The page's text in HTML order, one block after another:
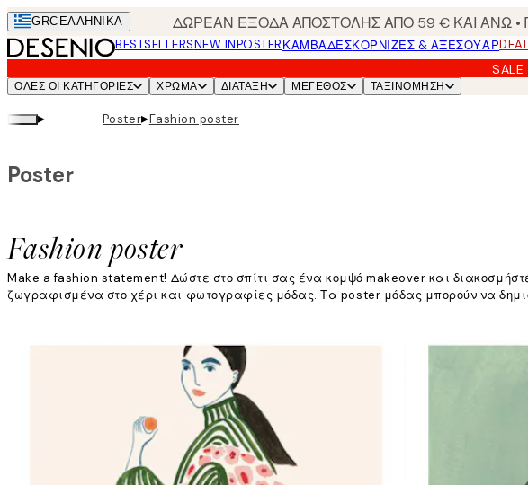
Skip
to
main
content.
GRC ΕΛΛΗΝΙΚΆ ΔΩΡΕΑΝ ΕΞΟΔΑ ΑΠΟΣΤΟΛΗΣ ΑΠΟ 59 € ΚΑΙ ΑΝΩ
BESTSELLERSNEW INPOSTERΚΑΜΒΆΔΕΣΚΟΡΝΊΖΕΣ & ΑΞΕΣΟΥΆΡ
ΌΛΕΣ ΟΙ ΚΑΤΗΓΟΡΊΕΣ ΧΡΩΜΑ ΔΙΑΤΑΞΗ ΜΕΓΕΘΟΣ ΤΑΞΙΝΌΜΗΣΗ
▸ Poster▸Fashion poster
Fashion poster
Poster
Make a fashion statement! Δώστε στο σπίτι σας ένα κομψό makeover και
ζωγραφισμένα στο χέρι και φωτογραφίες μόδας. Τα poster μόδας μπορούν να